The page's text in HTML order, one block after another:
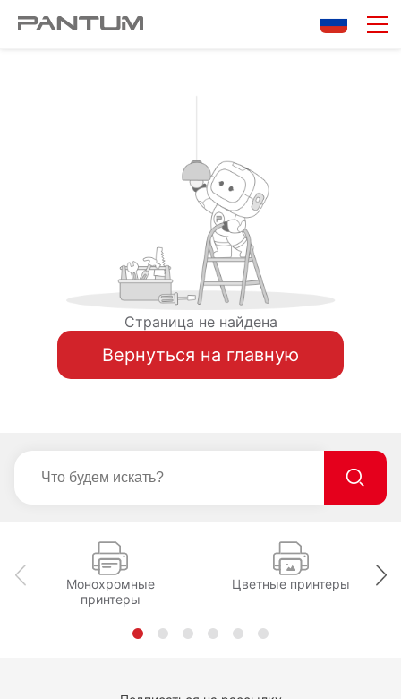
Страница не найдена
Вернуться на главную
Монохромные
принтеры
Цветные принтеры